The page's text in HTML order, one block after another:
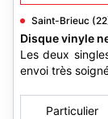
Saint-Brieuc
Disque vinyle
Les deux
envoi très
Particulier